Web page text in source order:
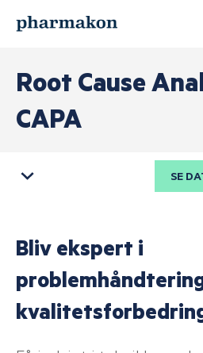
LOG IND
Root Cause
CAPA
SE
Bliv ekspert i